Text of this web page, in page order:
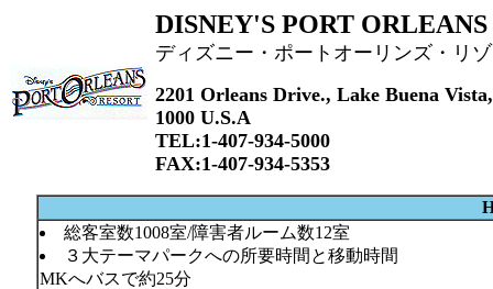
DISNEY'S PORT ORLEANS
ディズニー・ポートオーリンズ・リ
2201 Orleans Drive., Lake Buena
1000 U.S.A
TEL:1-407-934-5000
FAX:1-407-934-5353
総客室数1008室/障害者ルーム数12室
３大テーマパークへの所要時間と移動時間
MKへバスで約25分